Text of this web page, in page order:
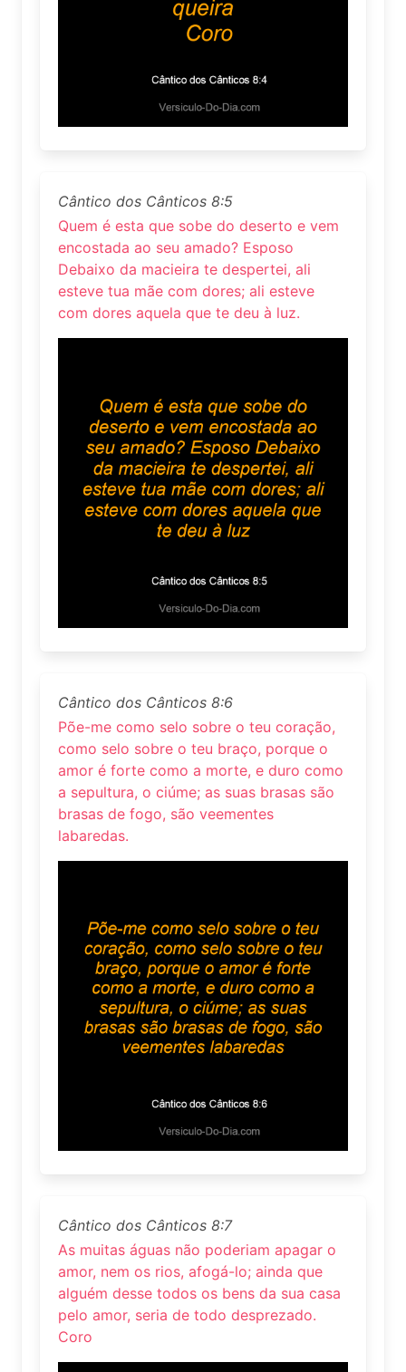
Cântico dos Cânticos 8:5
Quem é esta que sobe do deserto e vem
encostada ao seu amado? Esposo
Debaixo da macieira te despertei, ali
esteve tua mãe com dores; ali esteve
com dores aquela que te deu à luz.
Cântico dos Cânticos 8:6
Põe-me como selo sobre o teu coração,
como selo sobre o teu braço, porque o
amor é forte como a morte, e duro como
a sepultura, o ciúme; as suas brasas são
brasas de fogo, são veementes
labaredas.
Cântico dos Cânticos 8:7
As muitas águas não poderiam apagar o
amor, nem os rios, afogá-lo; ainda que
alguém desse todos os bens da sua casa
pelo amor, seria de todo desprezado.
Coro